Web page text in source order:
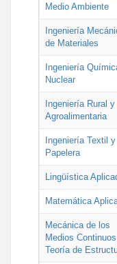
Medio Ambiente
Ingeniería
de Materiales
Ingeniería
Nuclear
Ingeniería Rural y
Agroalimentaria
Ingeniería Textil y
Papelera
Lingüística
Matemática
Mecánica de los
Medios
Teoría de